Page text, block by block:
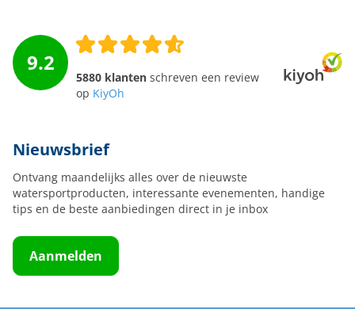
9.2
5880 klanten schreven een review
op KiyOh
Nieuwsbrief
Ontvang maandelijks alles over de nieuwste
watersportproducten, interessante evenementen, handige
tips en de beste aanbiedingen direct in je inbox
Aanmelden